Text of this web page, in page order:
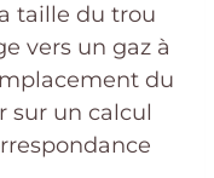
taille du trou
vers un gaz à
du
sur un calcul